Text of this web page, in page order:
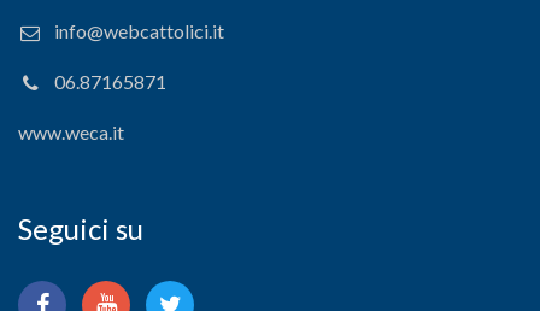
info@webcattolici.it
06.87165871
www.weca.it
Seguici su